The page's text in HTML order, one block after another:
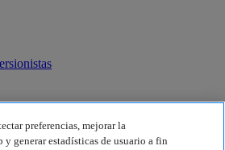
preferencias, mejorar la
generar estadísticas de usuario a fin